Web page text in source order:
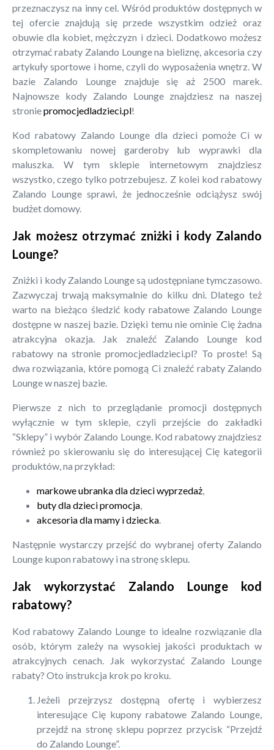
przeznaczysz na inny cel. Wśród produktów dostępnych w
tej ofercie znajdują się przede wszystkim odzież oraz
obuwie dla kobiet, mężczyzn i dzieci. Dodatkowo możesz
otrzymać rabaty Zalando Lounge na bieliznę, akcesoria czy
artykuły sportowe i home, czyli do wyposażenia wnętrz. W
bazie Zalando Lounge znajduje się aż 2500 marek.
Najnowsze kody Zalando Lounge znajdziesz na naszej
stroniepromocjedladzieci.pl!
Kod rabatowy Zalando Lounge dla dzieci pomoże Ci w
skompletowaniu nowej garderoby lub wyprawki dla
maluszka. W tym sklepie internetowym znajdziesz
wszystko, czego tylko potrzebujesz. Z kolei kod rabatowy
Zalando Lounge sprawi, że jednocześnie odciążysz swój
budżet domowy.
Jak możesz otrzymać zniżki i kody Zalando
Lounge?
Zniżki i kody Zalando Lounge są udostępniane tymczasowo.
Zazwyczaj trwają maksymalnie do kilku dni. Dlatego też
warto na bieżąco śledzić kody rabatowe Zalando Lounge
dostępne w naszej bazie. Dzięki temu nie ominie Cię żadna
atrakcyjna okazja. Jak znaleźć Zalando Lounge kod
rabatowy na stronie promocjedladzieci.pl? To proste! Są
dwa rozwiązania, które pomogą Ci znaleźć rabaty Zalando
Lounge w naszej bazie.
Pierwsze z nich to przeglądanie promocji dostępnych
wyłącznie w tym sklepie, czyli przejście do zakładki
“Sklepy” i wybór Zalando Lounge. Kod rabatowy znajdziesz
również po skierowaniu się do interesującej Cię kategorii
produktów, na przykład:
markowe ubranka dla dzieci wyprzedaż,
buty dla dzieci promocja,
akcesoria dla mamy i dziecka.
Następnie wystarczy przejść do wybranej oferty Zalando
Lounge kupon rabatowy i na stronę sklepu.
Jak wykorzystać Zalando Lounge kod
rabatowy?
Kod rabatowy Zalando Lounge to idealne rozwiązanie dla
osób, którym zależy na wysokiej jakości produktach w
atrakcyjnych cenach. Jak wykorzystać Zalando Lounge
rabaty? Oto instrukcja krok po kroku.
Jeżeli przejrzysz dostępną ofertę i wybierzesz
interesujące Cię kupony rabatowe Zalando Lounge,
przejdź na stronę sklepu poprzez przycisk “Przejdź
do Zalando Lounge”.